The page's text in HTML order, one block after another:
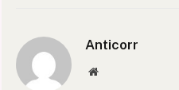
Anticorr
Website